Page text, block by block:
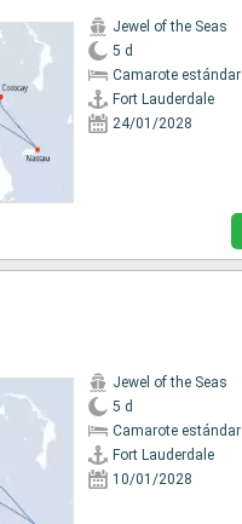
Jewel of the Seas
5 d
Camarote estándar
Fort Lauderdale
24/01/2028
Jewel of the Seas
5 d
Camarote estándar
Fort Lauderdale
10/01/2028